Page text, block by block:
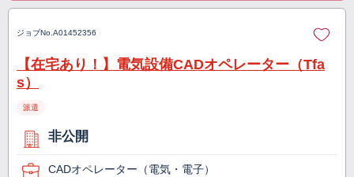
ジョブNo. A01452356
【在宅あり！】電気設備CADオペレーター（Tfa
s）
派遣
非公開
CADオペレーター（電気・電子）